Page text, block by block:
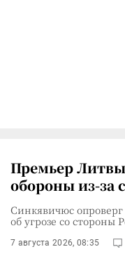
Премьер
обороны из-за
Синкявичюс
об угрозе со стороны
7 августа 2026, 08:35